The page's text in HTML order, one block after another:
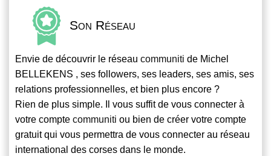
Son Réseau
Envie de découvrir le réseau communiti de Michel
BELLEKENS , ses followers, ses leaders, ses amis, ses
relations professionnelles, et bien plus encore ?
Rien de plus simple. Il vous suffit de vous connecter à
votre compte communiti ou bien de créer votre compte
gratuit qui vous permettra de vous connecter au réseau
international des corses dans le monde.